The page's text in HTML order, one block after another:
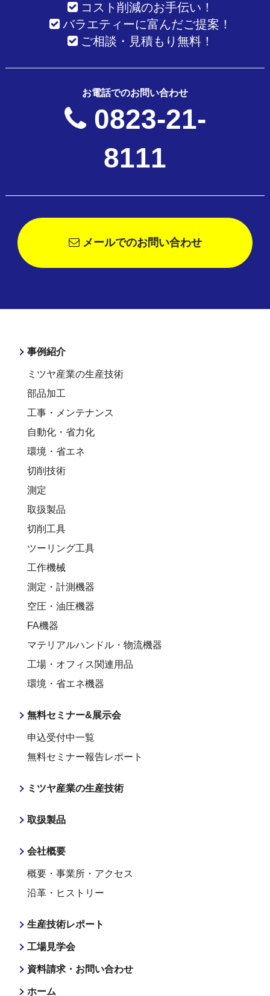
コスト削減のお手伝い！
バラエティーに富んだご提案！
ご相談・見積もり無料！
お電話でのお問い合わせ
0823-21-
8111
メールでのお問い合わせ
事例紹介
ミツヤ産業の生産技術
部品加工
工事・メンテナンス
自動化・省力化
環境・省エネ
切削技術
測定
取扱製品
切削工具
ツーリング工具
工作機械
測定・計測機器
空圧・油圧機器
FA機器
マテリアルハンドル・物流機器
工場・オフィス関連用品
環境・省エネ機器
無料セミナー&展示会
申込受付中一覧
無料セミナー報告レポート
ミツヤ産業の生産技術
取扱製品
会社概要
概要・事業所・アクセス
沿革・ヒストリー
生産技術レポート
工場見学会
資料請求・お問い合わせ
ホーム